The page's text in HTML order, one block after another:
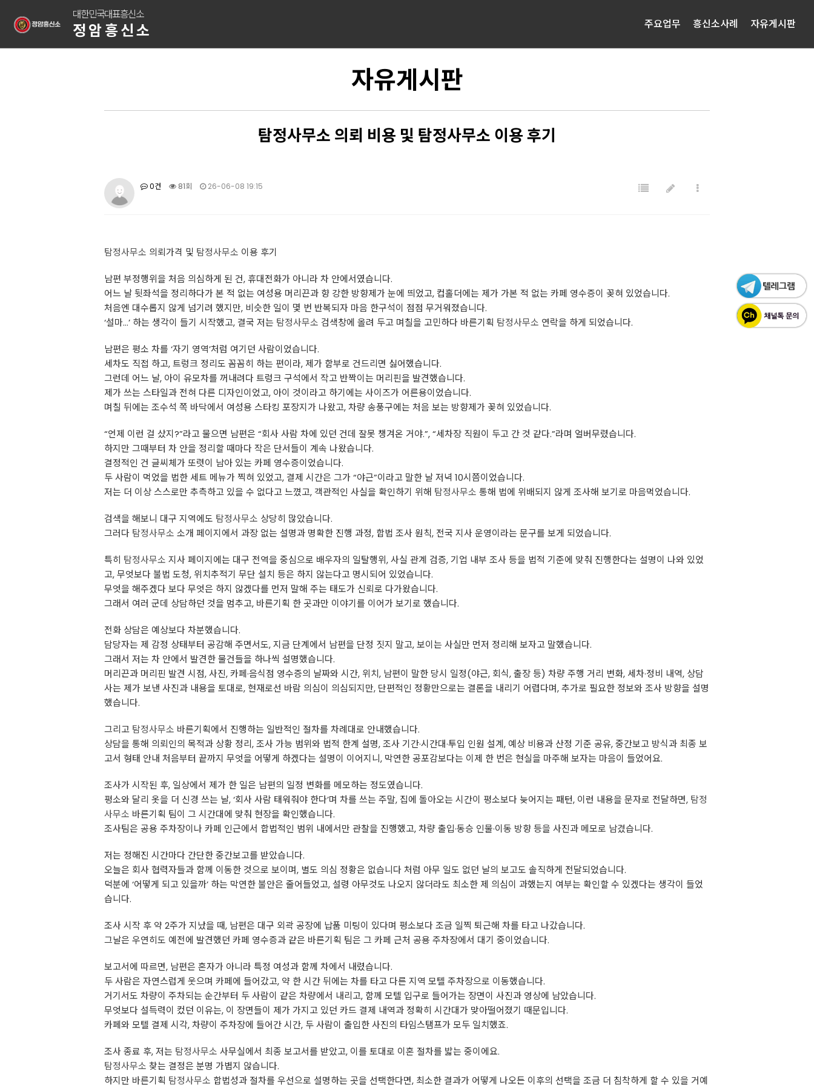
대한민국대표흥신소
정암흥신소 주요업무 흥신소사례 자유게시판
자유게시판
탐정사무소 의뢰 비용 및 탐정사무소 이용 후기
0건 81회 26-06-08 19:15
탐정사무소 의뢰가격 및 탐정사무소 이용 후기
남편 부정행위을 처음 의심하게 된 건, 휴대전화가 아니라 차 안에서였습니다.
어느 날 뒷좌석을 정리하다가 본 적 없는 여성용 머리끈과 향 강한 방향제가 눈에 띄었고, 컵홀더에는 제가 가본 적 없는 카페 영수증이 꽂혀 있었습니다.
처음엔 대수롭지 않게 넘기려 했지만, 비슷한 일이 몇 번 반복되자 마음 한구석이 점점 무거워졌습니다.
‘설마…’ 하는 생각이 들기 시작했고, 결국 저는 탐정사무소 검색창에 올려 두고 며칠을 고민하다 바른기획 탐정사무소 연락을 하게 되었습니다.
남편은 평소 차를 ‘자기 영역’처럼 여기던 사람이었습니다.
세차도 직접 하고, 트렁크 정리도 꼼꼼히 하는 편이라, 제가 함부로 건드리면 싫어했습니다.
그런데 어느 날, 아이 유모차를 꺼내려다 트렁크 구석에서 작고 반짝이는 머리핀을 발견했습니다.
제가 쓰는 스타일과 전혀 다른 디자인이었고, 아이 것이라고 하기에는 사이즈가 어른용이었습니다.
며칠 뒤에는 조수석 쪽 바닥에서 여성용 스타킹 포장지가 나왔고, 차량 송풍구에는 처음 보는 방향제가 꽂혀 있었습니다.
“언제 이런 걸 샀지?”라고 물으면 남편은 “회사 사람 차에 있던 건데 잘못 챙겨온 거야.”, “세차장 직원이 두고 간 것 같다.”라며 얼버무렸습니다.
하지만 그때부터 차 안을 정리할 때마다 작은 단서들이 계속 나왔습니다.
결정적인 건 글씨체가 또렷이 남아 있는 카페 영수증이었습니다.
두 사람이 먹었을 법한 세트 메뉴가 찍혀 있었고, 결제 시간은 그가 “야근”이라고 말한 날 저녁 10시쯤이었습니다.
저는 더 이상 스스로만 추측하고 있을 수 없다고 느꼈고, 객관적인 사실을 확인하기 위해 탐정사무소 통해 법에 위배되지 않게 조사해 보기로 마음먹었습니다.
검색을 해보니 대구 지역에도 탐정사무소 상당히 많았습니다.
그러다 탐정사무소 소개 페이지에서 과장 없는 설명과 명확한 진행 과정, 합법 조사 원칙, 전국 지사 운영이라는 문구를 보게 되었습니다.
특히 탐정사무소 지사 페이지에는 대구 전역을 중심으로 배우자의 일탈행위, 사실 관계 검증, 기업 내부 조사 등을 법적 기준에 맞춰 진행한다는 설명이 나와 있었
고, 무엇보다 불법 도청, 위치추적기 무단 설치 등은 하지 않는다고 명시되어 있었습니다.
무엇을 해주겠다 보다 무엇은 하지 않겠다를 먼저 말해 주는 태도가 신뢰로 다가왔습니다.
그래서 여러 군데 상담하던 것을 멈추고, 바른기획 한 곳과만 이야기를 이어가 보기로 했습니다.
전화 상담은 예상보다 차분했습니다.
담당자는 제 감정 상태부터 공감해 주면서도, 지금 단계에서 남편을 단정 짓지 말고, 보이는 사실만 먼저 정리해 보자고 말했습니다.
그래서 저는 차 안에서 발견한 물건들을 하나씩 설명했습니다.
머리끈과 머리핀 발견 시점, 사진, 카페·음식점 영수증의 날짜와 시간, 위치, 남편이 말한 당시 일정(야근, 회식, 출장 등) 차량 주행 거리 변화, 세차·정비 내역, 상담
사는 제가 보낸 사진과 내용을 토대로, 현재로선 바람 의심이 의심되지만, 단편적인 정황만으로는 결론을 내리기 어렵다며, 추가로 필요한 정보와 조사 방향을 설명
했습니다.
그리고 탐정사무소 바른기획에서 진행하는 일반적인 절차를 차례대로 안내했습니다.
상담을 통해 의뢰인의 목적과 상황 정리, 조사 가능 범위와 법적 한계 설명, 조사 기간·시간대·투입 인원 설계, 예상 비용과 산정 기준 공유, 중간보고 방식과 최종 보
고서 형태 안내 처음부터 끝까지 무엇을 어떻게 하겠다는 설명이 이어지니, 막연한 공포감보다는 이제 한 번은 현실을 마주해 보자는 마음이 들었어요.
조사가 시작된 후, 일상에서 제가 한 일은 남편의 일정 변화를 메모하는 정도였습니다.
평소와 달리 옷을 더 신경 쓰는 날, ‘회사 사람 태워줘야 한다’며 차를 쓰는 주말, 집에 돌아오는 시간이 평소보다 늦어지는 패턴, 이런 내용을 문자로 전달하면, 탐정
사무소 바른기획 팀이 그 시간대에 맞춰 현장을 확인했습니다.
조사팀은 공용 주차장이나 카페 인근에서 합법적인 범위 내에서만 관찰을 진행했고, 차량 출입·동승 인물·이동 방향 등을 사진과 메모로 남겼습니다.
저는 정해진 시간마다 간단한 중간보고를 받았습니다.
오늘은 회사 협력자들과 함께 이동한 것으로 보이며, 별도 의심 정황은 없습니다 처럼 아무 일도 없던 날의 보고도 솔직하게 전달되었습니다.
덕분에 ‘어떻게 되고 있을까’ 하는 막연한 불안은 줄어들었고, 설령 아무것도 나오지 않더라도 최소한 제 의심이 과했는지 여부는 확인할 수 있겠다는 생각이 들었
습니다.
조사 시작 후 약 2주가 지났을 때, 남편은 대구 외곽 공장에 납품 미팅이 있다며 평소보다 조금 일찍 퇴근해 차를 타고 나갔습니다.
그날은 우연히도 예전에 발견했던 카페 영수증과 같은 바른기획 팀은 그 카페 근처 공용 주차장에서 대기 중이었습니다.
보고서에 따르면, 남편은 혼자가 아니라 특정 여성과 함께 차에서 내렸습니다.
두 사람은 자연스럽게 웃으며 카페에 들어갔고, 약 한 시간 뒤에는 차를 타고 다른 지역 모텔 주차장으로 이동했습니다.
거기서도 차량이 주차되는 순간부터 두 사람이 같은 차량에서 내리고, 함께 모텔 입구로 들어가는 장면이 사진과 영상에 남았습니다.
무엇보다 설득력이 컸던 이유는, 이 장면들이 제가 가지고 있던 카드 결제 내역과 정확히 시간대가 맞아떨어졌기 때문입니다.
카페와 모텔 결제 시각, 차량이 주차장에 들어간 시간, 두 사람이 출입한 사진의 타임스탬프가 모두 일치했죠.
조사 종료 후, 저는 탐정사무소 사무실에서 최종 보고서를 받았고, 이를 토대로 이혼 절차를 밟는 중이에요.
탐정사무소 찾는 결정은 분명 가볍지 않습니다.
하지만 바른기획 탐정사무소 합법성과 절차를 우선으로 설명하는 곳을 선택한다면, 최소한 결과가 어떻게 나오든 이후의 선택을 조금 더 침착하게 할 수 있을 거예